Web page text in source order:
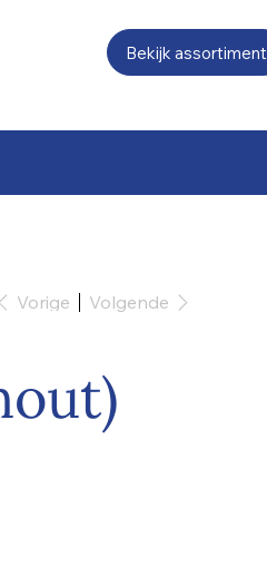
Bekijk assortiment
Vorige Volgende